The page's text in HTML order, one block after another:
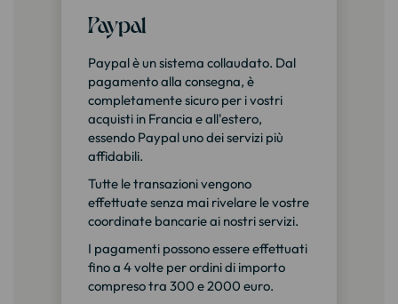
Paypal
Paypal è un sistema collaudato. Dal
pagamento alla consegna, è
completamente sicuro per i vostri
acquisti in Francia e all'estero,
essendo Paypal uno dei servizi più
affidabili.
Tutte le transazioni vengono
effettuate senza mai rivelare le vostre
coordinate bancarie ai nostri servizi.
I pagamenti possono essere effettuati
fino a 4 volte per ordini di importo
compreso tra 300 e 2000 euro.